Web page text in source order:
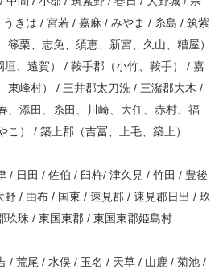
きは / 宮若 / 嘉麻 / みやま / 糸島 / 筑紫
篠栗、志免、須恵、新宮、久山、糟屋）
、遠賀） / 鞍手郡（小竹、鞍手） / 嘉
東峰村） / 三井郡太刀洗 / 三潴郡大木 /
、添田、糸田、川崎、大任、赤村、福
こ） / 築上郡（吉冨、上毛、築上）
/ 日田 / 佐伯 / 臼杵/ 津久見 / 竹田 / 豊後
/ 由布 / 国東 / 速見郡 / 速見郡日出 / 玖
玖珠 / 東国東郡 / 東国東郡姫島村
/ 荒尾 / 水俣 / 玉名 / 天草 / 山鹿 / 菊池 /